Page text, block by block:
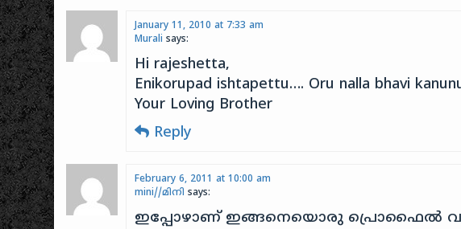
January 11, 2010 at 7:33 am
Murali says:
Hi rajeshetta,
Enikorupad ishtapettu…. Oru nalla bhavi
Your Loving Brother
Reply
February 6, 2011 at 10:00 am
mini//മിനി says:
ഇപ്പോഴാണ് ഇങ്ങനെയൊരു പ്രൊഫൈൽ